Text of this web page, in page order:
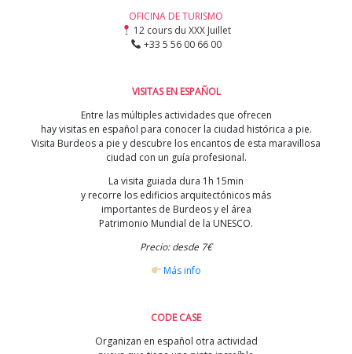
OFICINA DE TURISMO
12 cours du XXX Juillet
+33 5 56 00 66 00
VISITAS EN ESPAÑOL
Entre las múltiples actividades que ofrecen
hay visitas en español para conocer la ciudad histórica a pie.
Visita Burdeos a pie y descubre los encantos de esta maravillosa
ciudad con un guía profesional.
La visita guiada dura 1h 15min
y recorre los edificios arquitectónicos más
importantes de Burdeos y el área
Patrimonio Mundial de la UNESCO.
Precio: desde 7€
Más info
CODE CASE
Organizan en español otra actividad